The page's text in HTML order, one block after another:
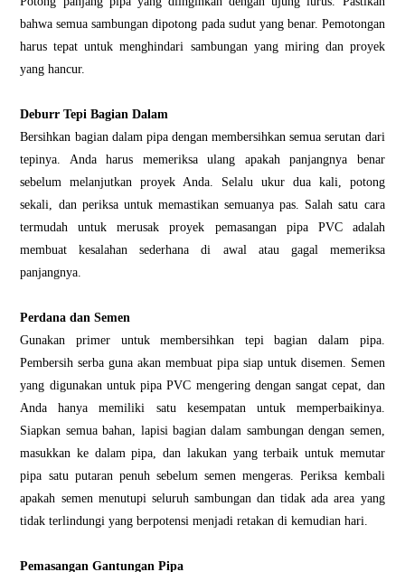
bahwa semua sambungan dipotong pada sudut yang benar. Pemotongan
harus tepat untuk menghindari sambungan yang miring dan proyek
yang hancur.
Deburr Tepi Bagian Dalam
Bersihkan bagian dalam pipa dengan membersihkan semua serutan dari
tepinya. Anda harus memeriksa ulang apakah panjangnya benar
sebelum melanjutkan proyek Anda. Selalu ukur dua kali, potong
sekali, dan periksa untuk memastikan semuanya pas. Salah satu cara
termudah untuk merusak proyek pemasangan pipa PVC adalah
membuat kesalahan sederhana di awal atau gagal memeriksa
panjangnya.
Perdana dan Semen
Gunakan primer untuk membersihkan tepi bagian dalam pipa.
Pembersih serba guna akan membuat pipa siap untuk disemen. Semen
yang digunakan untuk pipa PVC mengering dengan sangat cepat, dan
Anda hanya memiliki satu kesempatan untuk memperbaikinya.
Siapkan semua bahan, lapisi bagian dalam sambungan dengan semen,
masukkan ke dalam pipa, dan lakukan yang terbaik untuk memutar
pipa satu putaran penuh sebelum semen mengeras. Periksa kembali
apakah semen menutupi seluruh sambungan dan tidak ada area yang
tidak terlindungi yang berpotensi menjadi retakan di kemudian hari.
Pemasangan Gantungan Pipa